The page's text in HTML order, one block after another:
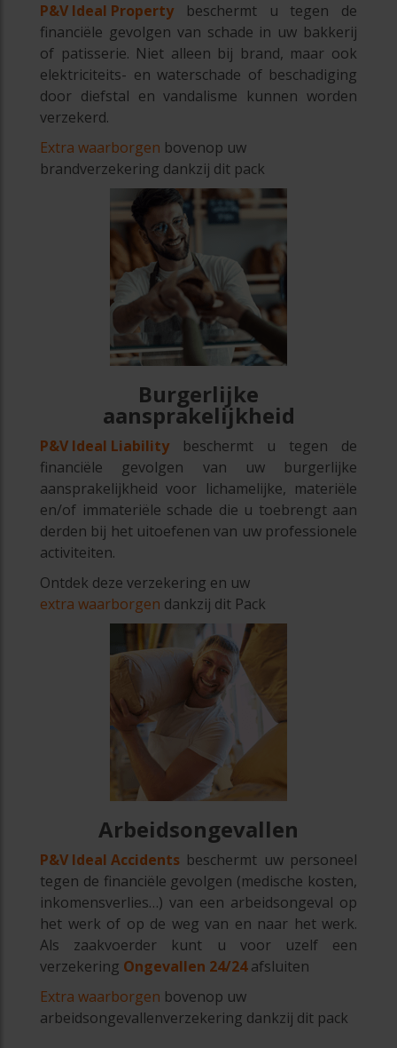
P&V Ideal Propertybeschermt u tegen de
financiële gevolgen van schade in uw bakkerij
of patisserie. Niet alleen bij brand, maar ook
elektriciteits- en waterschade of beschadiging
door diefstal en vandalisme kunnen worden
verzekerd.
Extra waarborgen bovenop uw
brandverzekering dankzij dit pack
Burgerlijke
aansprakelijkheid
P&V Ideal Liabilitybeschermt u tegen de
financiële gevolgen van uw burgerlijke
aansprakelijkheid voor lichamelijke, materiële
en/of immateriële schade die u toebrengt aan
derden bij het uitoefenen van uw professionele
activiteiten.
Ontdek deze verzekering en uw
extra waarborgen dankzij dit Pack
Arbeidsongevallen
P&V Ideal Accidents beschermt uw personeel
tegen de financiële gevolgen (medische kosten,
inkomensverlies…) van een arbeidsongeval op
het werk of op de weg van en naar het werk.
Als zaakvoerder kunt u voor uzelf een
verzekering Ongevallen 24/24afsluiten
Extra waarborgen bovenop uw
arbeidsongevallenverzekering dankzij dit pack